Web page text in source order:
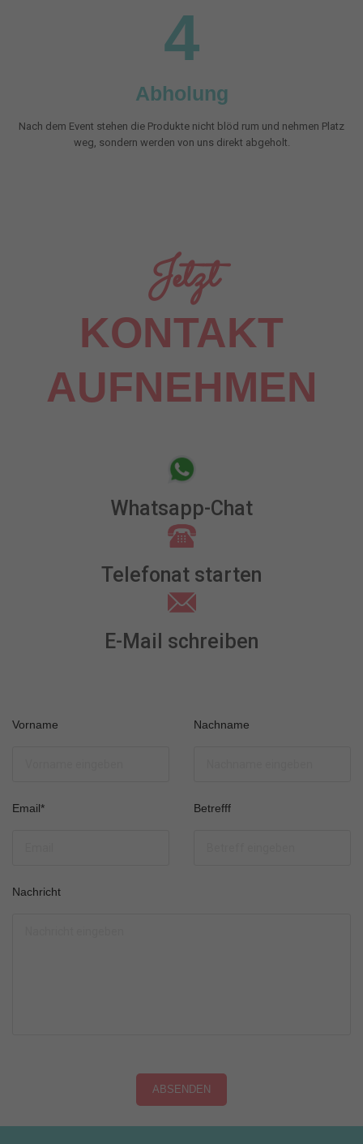
4
Abholung
Nach dem Event stehen die Produkte nicht blöd rum und nehmen Platz
weg, sondern werden von uns direkt abgeholt.
Jetzt
KONTAKT
AUFNEHMEN
Whatsapp-Chat
Telefonat starten
E-Mail schreiben
Vorname Nachname
Email* Betrefff
Nachricht
ABSENDEN